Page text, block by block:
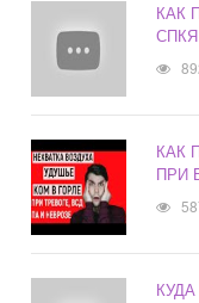
КАК
СПКЯ
КАК
ПРИ